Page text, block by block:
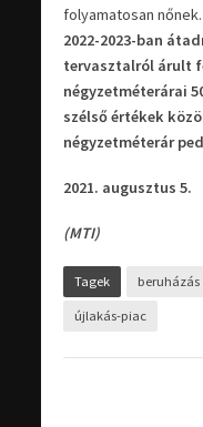
folyamatosan nőnek.
2022-2023-ban
tervasztalról árult
négyzetméterárai
szélső értékek
négyzetméterár
2021. augusztus 5.
(MTI)
Tagek beruházás
újlakás-piac